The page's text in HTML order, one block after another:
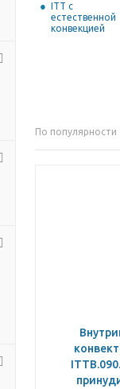
ITT с
естественной
конвекцией
По популярности